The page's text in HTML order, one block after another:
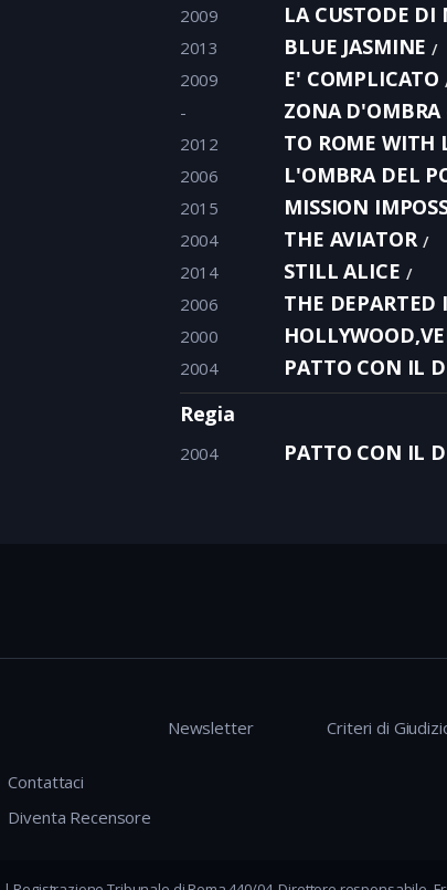
2009 LA CUSTODE DI
2013 BLUE JASMINE
2009 E' COMPLICATO
- ZONA D'OMBRA
2012 TO ROME WITH
2006 L'OMBRA DEL
2015 MISSION
2004 THE AVIATOR
2014 STILL ALICE
2006 THE DEPARTED
2000
2004 PATTO CON IL
Regia
2004 PATTO CON IL
Contattaci
Diventa Recensore
Newsletter Criteri di